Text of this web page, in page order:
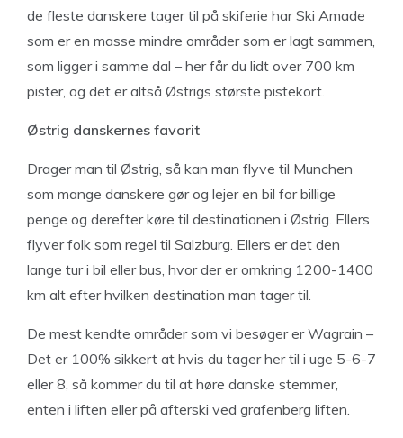
de fleste danskere tager til på skiferie har Ski Amade
som er en masse mindre områder som er lagt sammen,
som ligger i samme dal – her får du lidt over 700 km
pister, og det er altså Østrigs største pistekort.
Østrig danskernes favorit
Drager man til Østrig, så kan man flyve til Munchen
som mange danskere gør og lejer en bil for billige
penge og derefter køre til destinationen i Østrig. Ellers
flyver folk som regel til Salzburg. Ellers er det den
lange tur i bil eller bus, hvor der er omkring 1200-1400
km alt efter hvilken destination man tager til.
De mest kendte områder som vi besøger er Wagrain –
Det er 100% sikkert at hvis du tager her til i uge 5-6-7
eller 8, så kommer du til at høre danske stemmer,
enten i liften eller på afterski ved grafenberg liften.